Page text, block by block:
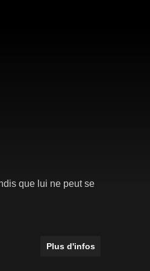
que lui ne peut se
Plus d'infos